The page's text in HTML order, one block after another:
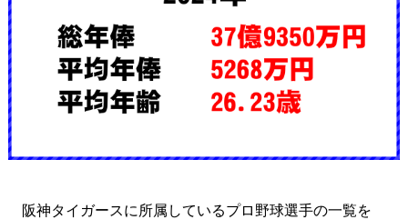
阪神タイガースに所属しているプロ野球選手の一覧を